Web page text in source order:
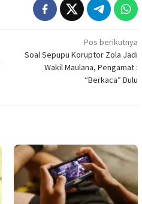
Pos berikutnya
Soal Sepupu Koruptor Zola Jadi
Wakil Maulana, Pengamat :
“Berkaca” Dulu